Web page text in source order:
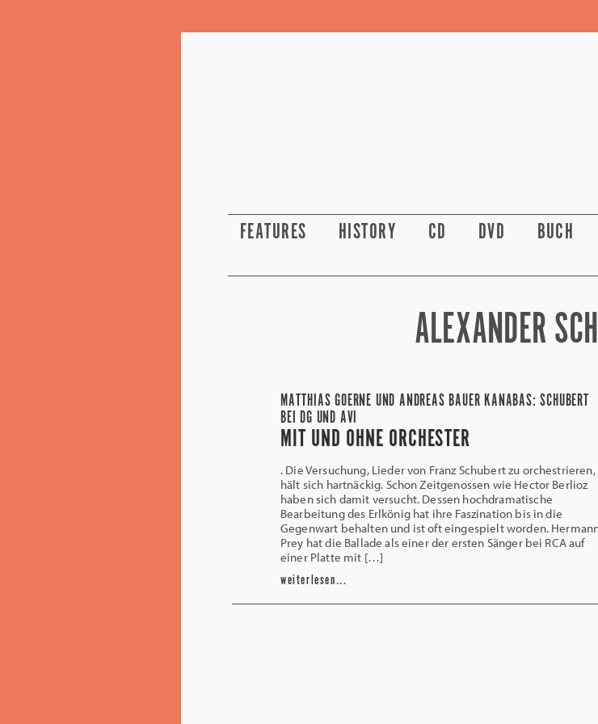
FEATURES HISTORY CD DVD BUCH
ALEXANDER
MATTHIAS GOERNE UND ANDREAS BAUER KANABAS: SCHUBERT
BEI DG UND AVI
MIT UND OHNE ORCHESTER
. Die Versuchung, Lieder von Franz Schubert zu orchestrieren,
hält sich hartnäckig. Schon Zeitgenossen wie Hector Berlioz
haben sich damit versucht. Dessen hochdramatische
Bearbeitung des Erlkönig hat ihre Faszination bis in die
Gegenwart behalten und ist oft eingespielt worden.
Prey hat die Ballade als einer der ersten Sänger bei RCA auf
einer Platte mit […]
weiterlesen...